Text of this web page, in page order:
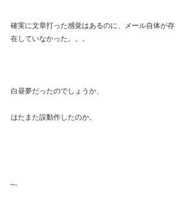
確実に文章打った感覚はあるのに、メール自体が存
在していなかった。。。
白昼夢だったのでしょうか、
はたまた誤動作したのか。
…。